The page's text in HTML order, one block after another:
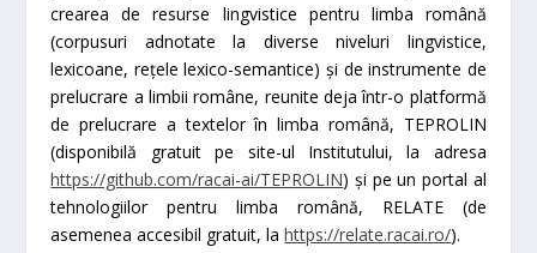
crearea de resurse lingvistice pentru limba română
(corpusuri adnotate la diverse niveluri lingvistice,
lexicoane, rețele lexico-semantice) și de instrumente de
prelucrare a limbii române, reunite deja într-o platformă
de prelucrare a textelor în limba română, TEPROLIN
(disponibilă gratuit pe site-ul Institutului, la adresa
https://github.com/racai-ai/TEPROLIN) și pe un portal al
tehnologiilor pentru limba română, RELATE (de
asemenea accesibil gratuit, lahttps://relate.racai.ro/).